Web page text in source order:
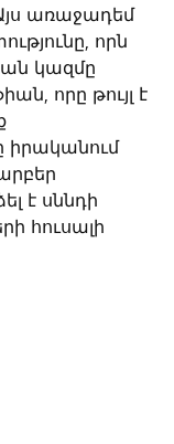
առաջադեմ
որն
կազմը
որը թույլ է
է սննդի
հուսալի